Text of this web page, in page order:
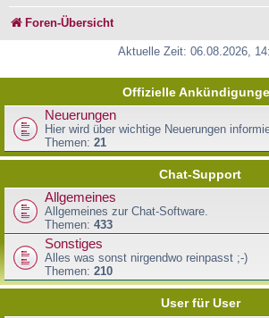
Foren-Übersicht
Aktuelle Zeit: 06.08.2026,
Offizielle
Neuerungen
Hier wird über wichtige Neuerungen
Themen: 21
Chat-Support
Allgemeines
Allgemeines zur Chat-Software.
Themen: 433
Sonstiges
Alles was sonst nirgendwo reinpasst ;-)
Themen: 210
User für User